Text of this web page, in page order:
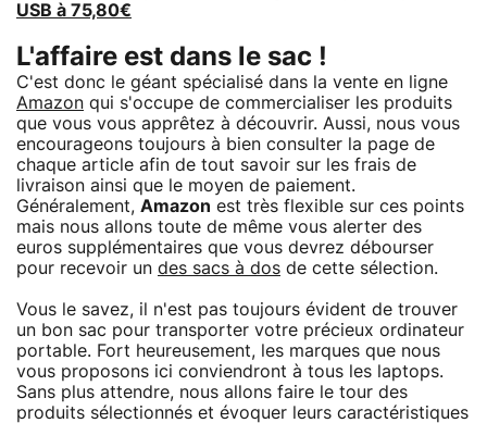
USB à 75,80€
L'affaire est dans le sac !
C'est donc le géant spécialisé dans la vente en ligne
Amazon qui s'occupe de commercialiser les produits
que vous vous apprêtez à découvrir. Aussi, nous vous
encourageons toujours à bien consulter la page de
chaque article afin de tout savoir sur les frais de
livraison ainsi que le moyen de paiement.
Généralement, Amazon est très flexible sur ces points
mais nous allons toute de même vous alerter des
euros supplémentaires que vous devrez débourser
pour recevoir un des sacs à dos de cette sélection.
Vous le savez, il n'est pas toujours évident de trouver
un bon sac pour transporter votre précieux ordinateur
portable. Fort heureusement, les marques que nous
vous proposons ici conviendront à tous les laptops.
Sans plus attendre, nous allons faire le tour des
produits sélectionnés et évoquer leurs caractéristiques